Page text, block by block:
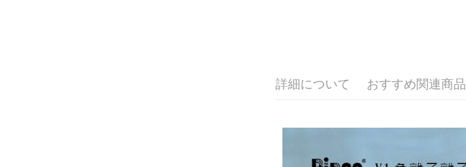
詳細について おすすめ関連商品